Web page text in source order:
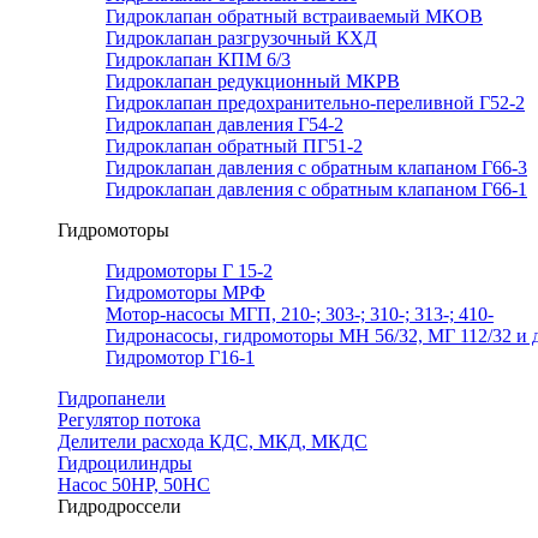
Гидроклапан обратный встраиваемый МКОВ
Гидроклапан разгрузочный КХД
Гидроклапан КПМ 6/3
Гидроклапан редукционный МКРВ
Гидроклапан предохранительно-переливной Г52-2
Гидроклапан давления Г54-2
Гидроклапан обратный ПГ51-2
Гидроклапан давления с обратным клапаном Г66-3
Гидроклапан давления с обратным клапаном Г66-1
Гидромоторы
Гидромоторы Г 15-2
Гидромоторы МРФ
Мотор-насосы МГП, 210-; 303-; 310-; 313-; 410-
Гидронасосы, гидромоторы МН 56/32, МГ 112/32 и
Гидромотор Г16-1
Гидропанели
Регулятор потока
Делители расхода КДС, МКД, МКДС
Гидроцилиндры
Насос 50НР, 50НС
Гидродроссели